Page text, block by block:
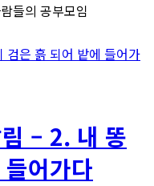
들의 공부모임
– 2. 내 똥
어가다